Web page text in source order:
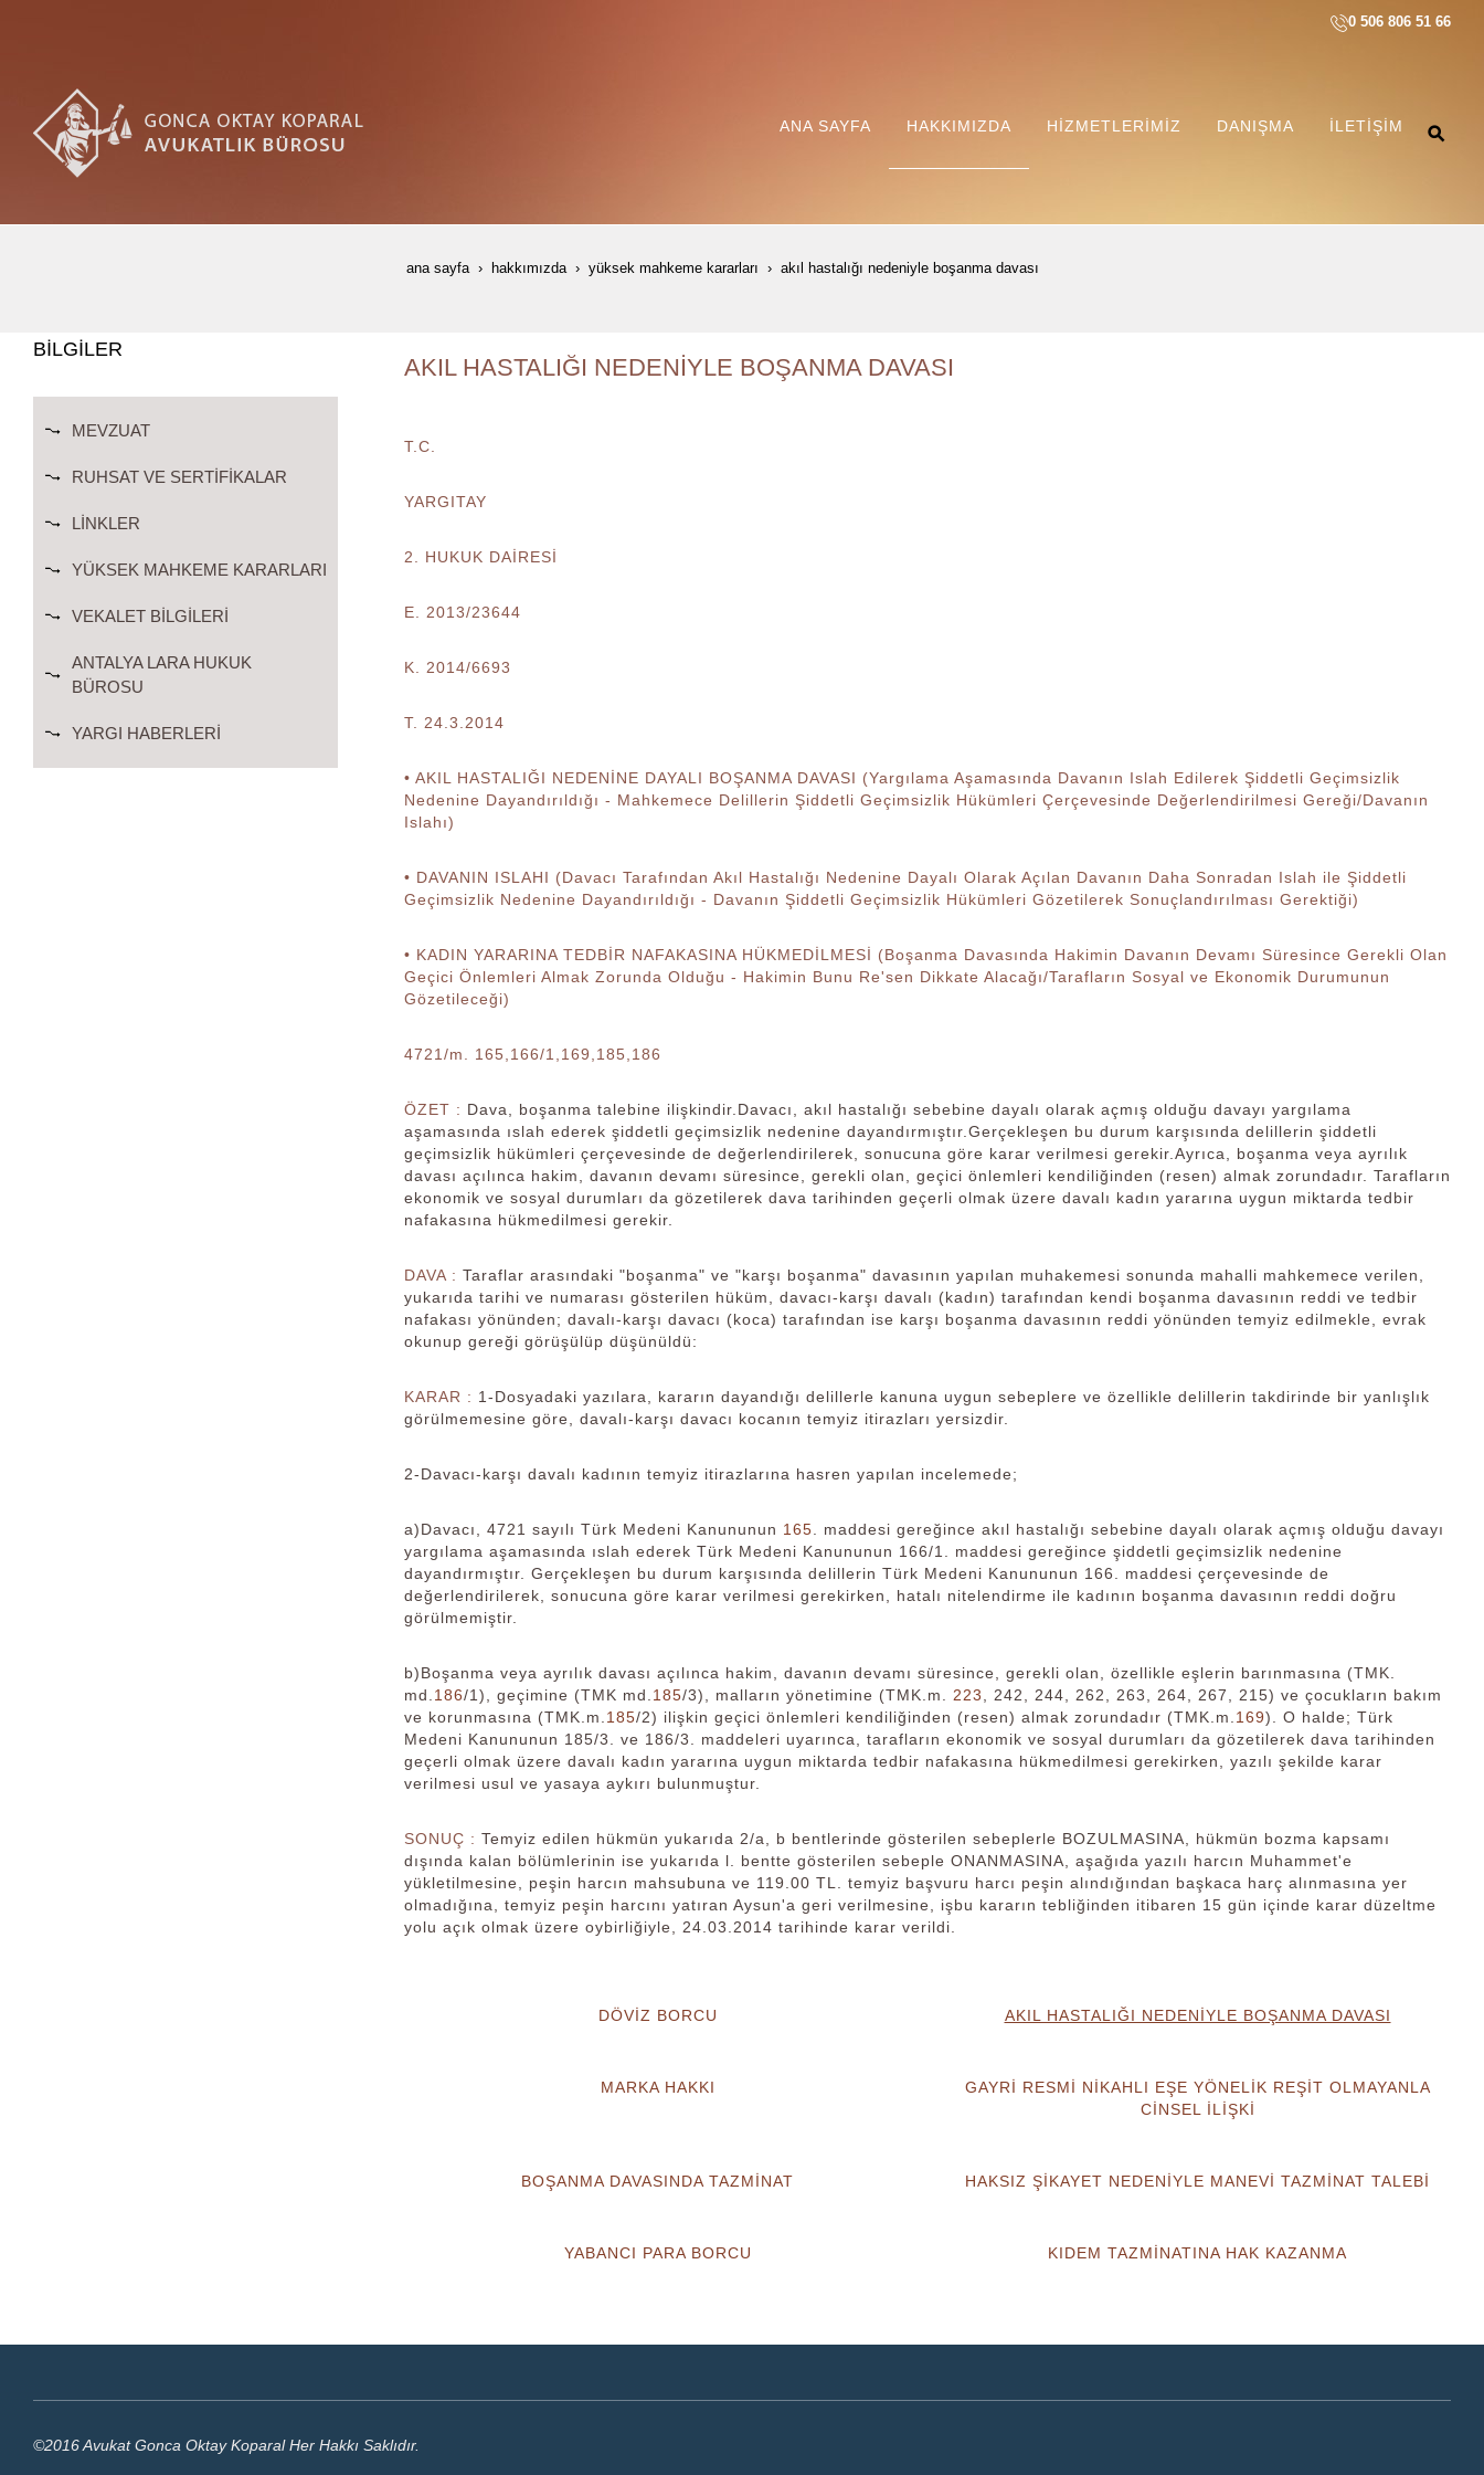
0 506 806 51 66
ANA SAYFA HAKKIMIZDA HIZMETLERIMIZ DANIŞMA İLETIŞIM
ana sayfa hakkımızda yüksek mahkeme kararları akil hastaliği nedeni̇yle boşanma davasi
AKIL HASTALIĞI NEDENİYLE BOŞANMA DAVASI
T.C.
YARGITAY
2. HUKUK DAİRESİ
E. 2013/23644
K. 2014/6693
T. 24.3.2014
• AKIL HASTALIĞI NEDENİNE DAYALI BOŞANMA DAVASI (Yargılama Aşamasında Davanın Islah Edilerek Şiddetli Geçimsizlik
Nedenine Dayandırıldığı - Mahkemece Delillerin Şiddetli Geçimsizlik Hükümleri Çerçevesinde Değerlendirilmesi Gereği/Davanın
Islahı)
• DAVANIN ISLAHI (Davacı Tarafından Akıl Hastalığı Nedenine Dayalı Olarak Açılan Davanın Daha Sonradan Islah ile Şiddetli
Geçimsizlik Nedenine Dayandırıldığı - Davanın Şiddetli Geçimsizlik Hükümleri Gözetilerek Sonuçlandırılması Gerektiği)
• KADIN YARARINA TEDBİR NAFAKASINA HÜKMEDİLMESİ (Boşanma Davasında Hakimin Davanın Devamı Süresince Gerekli Olan
Geçici Önlemleri Almak Zorunda Olduğu - Hakimin Bunu Re'sen Dikkate Alacağı/Tarafların Sosyal ve Ekonomik Durumunun
Gözetileceği)
4721/m. 165,166/1,169,185,186
ÖZET : Dava, boşanma talebine ilişkindir.Davacı, akıl hastalığı sebebine dayalı olarak açmış olduğu davayı yargılama
aşamasında ıslah ederek şiddetli geçimsizlik nedenine dayandırmıştır.Gerçekleşen bu durum karşısında delillerin şiddetli
geçimsizlik hükümleri çerçevesinde de değerlendirilerek, sonucuna göre karar verilmesi gerekir.Ayrıca, boşanma veya ayrılık
davası açılınca hakim, davanın devamı süresince, gerekli olan, geçici önlemleri kendiliğinden (resen) almak zorundadır. Tarafların
ekonomik ve sosyal durumları da gözetilerek dava tarihinden geçerli olmak üzere davalı kadın yararına uygun miktarda tedbir
nafakasına hükmedilmesi gerekir.
DAVA : Taraflar arasındaki "boşanma" ve "karşı boşanma" davasının yapılan muhakemesi sonunda mahalli mahkemece verilen,
yukarıda tarihi ve numarası gösterilen hüküm, davacı-karşı davalı (kadın) tarafından kendi boşanma davasının reddi ve tedbir
nafakası yönünden; davalı-karşı davacı (koca) tarafından ise karşı boşanma davasının reddi yönünden temyiz edilmekle, evrak
okunup gereği görüşülüp düşünüldü:
KARAR : 1-Dosyadaki yazılara, kararın dayandığı delillerle kanuna uygun sebeplere ve özellikle delillerin takdirinde bir yanlışlık
görülmemesine göre, davalı-karşı davacı kocanın temyiz itirazları yersizdir.
2-Davacı-karşı davalı kadının temyiz itirazlarına hasren yapılan incelemede;
a)Davacı, 4721 sayılı Türk Medeni Kanununun 165 . maddesi gereğince akıl hastalığı sebebine dayalı olarak açmış olduğu davayı
yargılama aşamasında ıslah ederek Türk Medeni Kanununun 166/1. maddesi gereğince şiddetli geçimsizlik nedenine
dayandırmıştır. Gerçekleşen bu durum karşısında delillerin Türk Medeni Kanununun 166. maddesi çerçevesinde de
değerlendirilerek, sonucuna göre karar verilmesi gerekirken, hatalı nitelendirme ile kadının boşanma davasının reddi doğru
görülmemiştir.
b)Boşanma veya ayrılık davası açılınca hakim, davanın devamı süresince, gerekli olan, özellikle eşlerin barınmasına (TMK.
md. 186/1), geçimine (TMK md. 185/3), malların yönetimine (TMK.m. 223
, 242, 244, 262, 263, 264, 267, 215) ve çocukların bakım
ve korunmasına (TMK.m. 185/2) ilişkin geçici önlemleri kendiliğinden (resen) almak zorundadır (TMK.m. 169). O halde; Türk
Medeni Kanununun 185/3. ve 186/3. maddeleri uyarınca, tarafların ekonomik ve sosyal durumları da gözetilerek dava tarihinden
geçerli olmak üzere davalı kadın yararına uygun miktarda tedbir nafakasına hükmedilmesi gerekirken, yazılı şekilde karar
verilmesi usul ve yasaya aykırı bulunmuştur.
SONUÇ : Temyiz edilen hükmün yukarıda 2/a, b bentlerinde gösterilen sebeplerle BOZULMASINA, hükmün bozma kapsamı
dışında kalan bölümlerinin ise yukarıda l. bentte gösterilen sebeple ONANMASINA, aşağıda yazılı harcın Muhammet'e
yükletilmesine, peşin harcın mahsubuna ve 119.00 TL. temyiz başvuru harcı peşin alındığından başkaca harç alınmasına yer
olmadığına, temyiz peşin harcını yatıran Aysun'a geri verilmesine, işbu kararın tebliğinden itibaren 15 gün içinde karar düzeltme
yolu açık olmak üzere oybirliğiyle, 24.03.2014 tarihinde karar verildi.
DÖVİZ BORCU AKIL HASTALIĞI NEDENİYLE BOŞANMA DAVASI
MARKA HAKKI
GAYRİ RESMİ NİKAHLI EŞE YÖNELİK REŞİT OLMAYANLA
CİNSEL İLİŞKİ
BOŞANMA DAVASINDA TAZMİNAT HAKSIZ ŞİKAYET NEDENİYLE MANEVİ TAZMİNAT TALEBİ
YABANCI PARA BORCU KIDEM TAZMİNATINA HAK KAZANMA
BİLGİLER
MEVZUAT
RUHSAT VE SERTIFIKALAR
LINKLER
YÜKSEK MAHKEME KARARLARI
VEKALET BILGILERI
ANTALYA LARA HUKUK
BÜROSU
YARGI HABERLERI
©2016 Avukat Gonca Oktay Koparal Her Hakkı Saklıdır.